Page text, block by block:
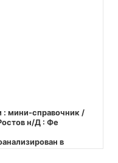
: мини-справочник /
н/Д : Фе
в
весь спектр